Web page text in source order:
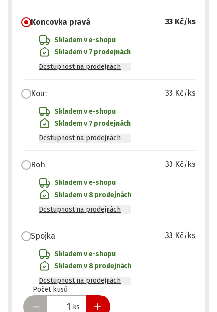
Koncovka pravá 33 Kč/ks
Skladem v e-shopu
Skladem v 7 prodejnách
Dostupnost na prodejnách
Kout 33 Kč/ks
Skladem v e-shopu
Skladem v 7 prodejnách
Dostupnost na prodejnách
Roh 33 Kč/ks
Skladem v e-shopu
Skladem v 8 prodejnách
Dostupnost na prodejnách
Spojka 33 Kč/ks
Skladem v e-shopu
Skladem v 8 prodejnách
Dostupnost na prodejnách
Počet kusů
ks
Připraveno